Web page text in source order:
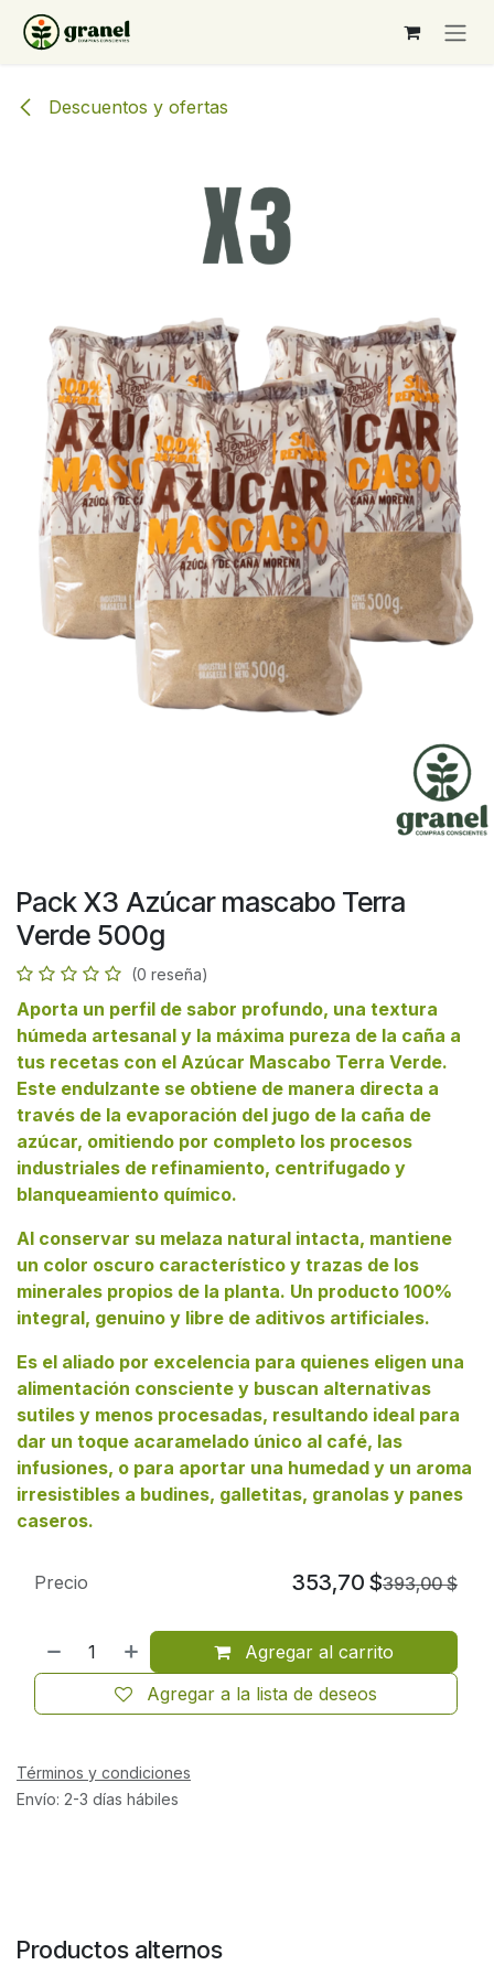
Ir al contenido
Descuentos y ofertas
Pack X3 Azúcar mascabo Terra
Verde 500g
(0 reseña)
Aporta un perfil de sabor profundo, una textura
húmeda artesanal y la máxima pureza de la caña a
tus recetas con el Azúcar Mascabo Terra Verde.
Este endulzante se obtiene de manera directa a
través de la evaporación del jugo de la caña de
azúcar, omitiendo por completo los procesos
industriales de refinamiento, centrifugado y
blanqueamiento químico.
Al conservar su melaza natural intacta, mantiene
un color oscuro característico y trazas de los
minerales propios de la planta. Un producto 100%
integral, genuino y libre de aditivos artificiales.
Es el aliado por excelencia para quienes eligen una
alimentación consciente y buscan alternativas
sutiles y menos procesadas, resultando ideal para
dar un toque acaramelado único al café, las
infusiones, o para aportar una humedad y un aroma
irresistibles a budines, galletitas, granolas y panes
caseros.
Agregar al carrito
Agregar a la lista de deseos
Precio 353,70 $393,00$
Términos y condiciones
Envío: 2-3 días hábiles
Productos alternos